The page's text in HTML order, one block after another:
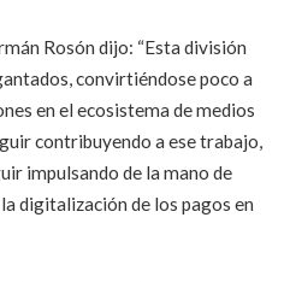
Rosón dijo: “Esta división
convirtiéndose poco a
en el ecosistema de medios
contribuyendo a ese trabajo,
impulsando de la mano de
digitalización de los pagos en